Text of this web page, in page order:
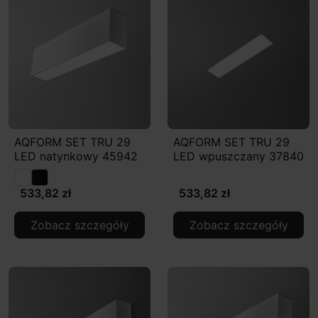
AQFORM SET TRU 29
LED natynkowy 45942
533,82 zł
Zobacz szczegóły
AQFORM SET TRU 29
LED wpuszczany 37840
533,82 zł
Zobacz szczegóły